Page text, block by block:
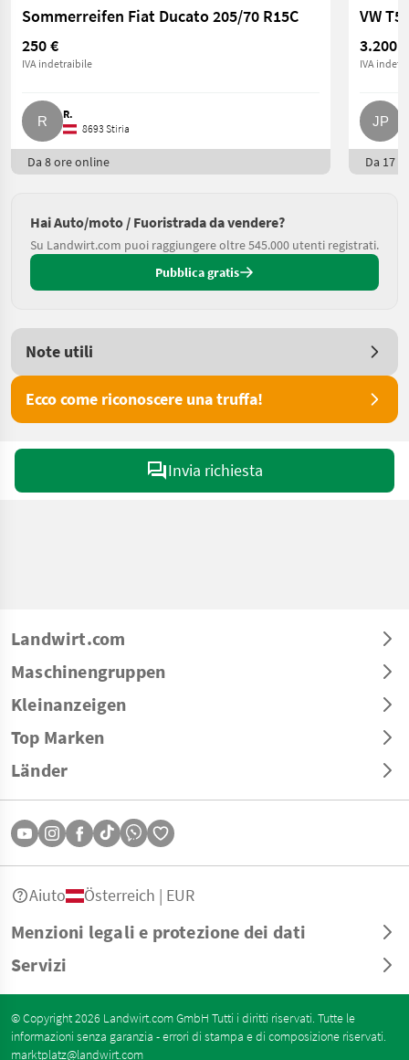
Sommerreifen Fiat Ducato 205/70 R15C
250 €
IVA indetraibile
R.
8693 Stiria
Da 8 ore online
VW T5
3.200 €
IVA
Da 17
Hai Auto/moto / Fuoristrada da vendere?
Su Landwirt.com puoi raggiungere oltre 545.000 utenti registrati.
Pubblica gratis
Note utili
Ecco come riconoscere una truffa!
Invia richiesta
Landwirt.com
Maschinengruppen
Kleinanzeigen
Top Marken
Länder
Menzioni legali e protezione dei dati
Servizi
Aiuto Österreich | EUR
© Copyright 2026 Landwirt.com GmbH Tutti i diritti riservati. Tutte le
informazioni senza garanzia - errori di stampa e di composizione riservati.
marktplatz@landwirt.com